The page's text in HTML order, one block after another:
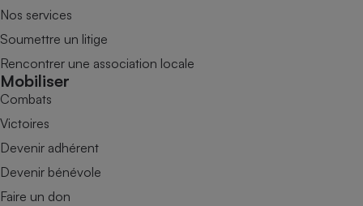
Nos services
Soumettre un litige
Rencontrer une association locale
Mobiliser
Combats
Victoires
Devenir adhérent
Devenir bénévole
Faire un don